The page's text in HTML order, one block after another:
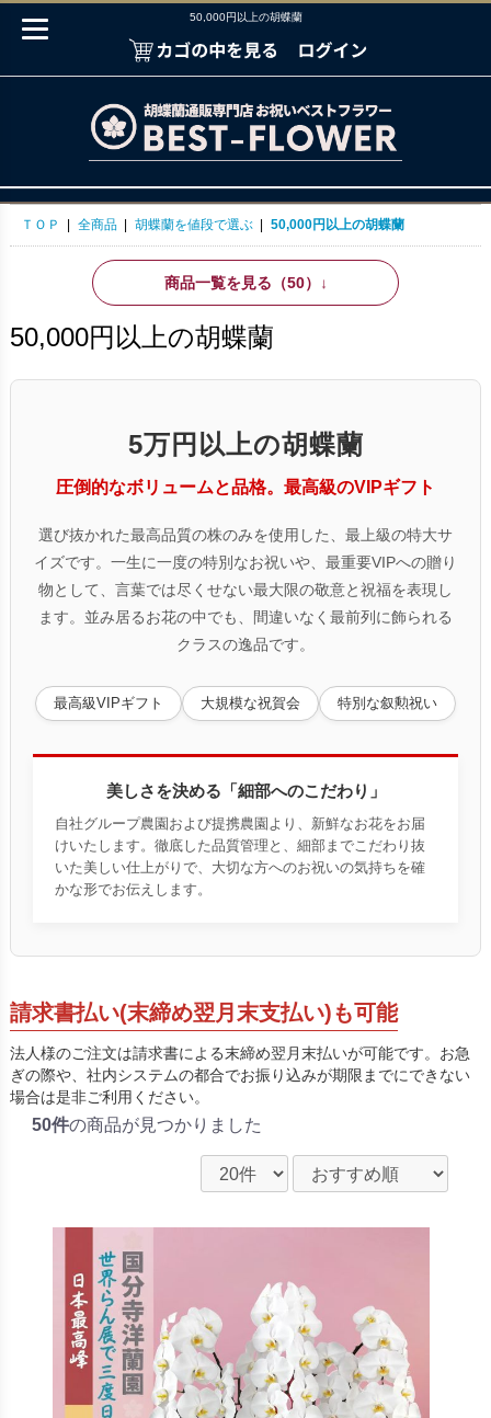
50,000円以上の胡蝶蘭
ＴＯＰ 全商品 胡蝶蘭を値段で選ぶ 50,000円以上の胡蝶蘭
商品一覧を見る（50） ↓
50,000円以上の胡蝶蘭
5万円以上の胡蝶蘭
圧倒的なボリュームと品格。最高級のVIPギフト
選び抜かれた最高品質の株のみを使用した、最上級の特大サ
イズです。一生に一度の特別なお祝いや、最重要VIPへの贈り
物として、言葉では尽くせない最大限の敬意と祝福を表現し
ます。並み居るお花の中でも、間違いなく最前列に飾られる
クラスの逸品です。
最高級VIPギフト 大規模な祝賀会 特別な叙勲祝い
美しさを決める「細部へのこだわり」
自社グループ農園および提携農園より、新鮮なお花をお届
けいたします。徹底した品質管理と、細部までこだわり抜
いた美しい仕上がりで、大切な方へのお祝いの気持ちを確
かな形でお伝えします。
請求書払い(末締め翌月末支払い)も可能
法人様のご注文は請求書による末締め翌月末払いが可能です。お急
ぎの際や、社内システムの都合でお振り込みが期限までにできない
場合は是非ご利用ください。
50件の商品が見つかりました